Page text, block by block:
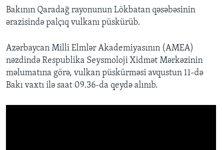
Bakının Qaradağ rayonunun Lökbatan qəsəbəsinin
ərazisində palçıq vulkanı püskürüb.
Azərbaycan Milli Elmlər Akademiyasının (AMEA)
nəzdində Respublika Seysmoloji Xidmət Mərkəzinin
məlumatına görə, vulkan püskürməsi avqustun 11-də
Bakı vaxtı ilə saat 09.36-da qeydə alınıb.